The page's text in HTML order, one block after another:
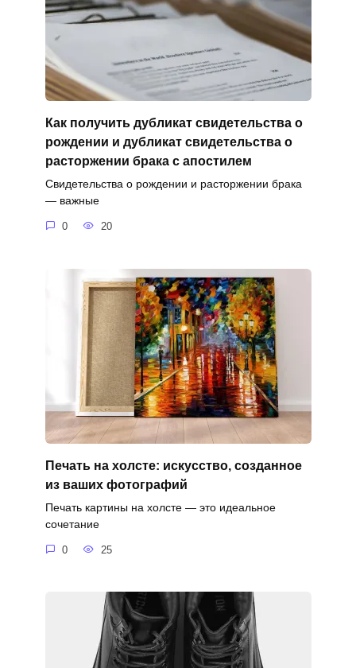
Как получить дубликат свидетельства о
рождении и дубликат свидетельства о
расторжении брака с апостилем
Свидетельства о рождении и расторжении брака
— важные
0 20
Печать на холсте: искусство, созданное
из ваших фотографий
Печать картины на холсте — это идеальное
сочетание
0 25